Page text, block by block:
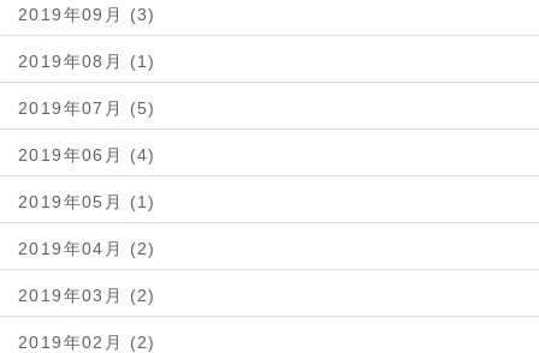
2019年09月 (3)
2019年08月 (1)
2019年07月 (5)
2019年06月 (4)
2019年05月 (1)
2019年04月 (2)
2019年03月 (2)
2019年02月 (2)